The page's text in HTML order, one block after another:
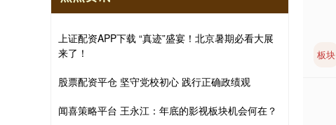
板块
上证配资APP下载 “真迹”盛宴！北京暑期必看大展
来了！
股票配资平仓 坚守党校初心 践行正确政绩观
闻喜策略平台 王永江：年底的影视板块机会何在？